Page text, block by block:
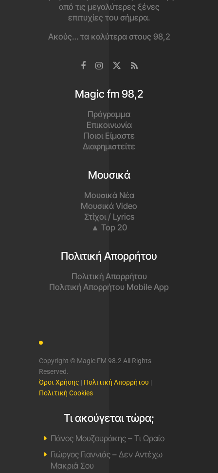
από τις μεγαλύτερες ξένες
επιτυχίες του σήμερα.
Ακούς… τα καλύτερα στους 98,2
Magic fm 98,2
Πρόγραμμα
Επικοινωνία
Ποιοι Είμαστε
Διαφημιστείτε
Μουσικά
Μουσικά Νέα
Μουσικά Video
Στίχοι / Lyrics
▲ Top 20
Πολιτική Απορρήτου
Πολιτική Απορρήτου
Πολιτική Απορρήτου Mobile App
Copyright © Magic FM 98.2 All Rights
Reserved.
Όροι Χρήσης | Πολιτική Απορρήτου |
Πολιτική Cookies
Τι ακούγεται τώρα;
Πάνος Μουζουράκης – Τι Ωραίο
Γιώργος Γιαννιάς – Δεν Αντέχω
Μακριά Σου